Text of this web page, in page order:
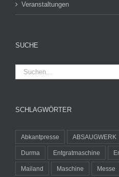
Veranstaltungen
SUCHE
Suche
nach:
SCHLAGWÖRTER
Abkantpresse ABSAUGWERK
Durma Entgratmaschine
Mailand Maschine Messe